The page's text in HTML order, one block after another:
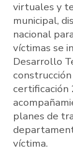
virtuales y
municipal,
nacional
víctimas se
Desarrollo
certificación
planes de
víctima.